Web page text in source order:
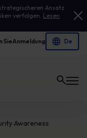
Ansatz
verfolgen. Lesen
SieAnmeldung
Awareness